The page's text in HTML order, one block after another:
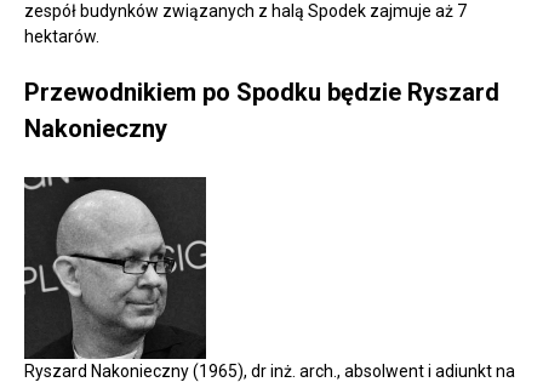
zespół budynków związanych z halą Spodek zajmuje aż 7
hektarów.
Przewodnikiem po Spodku będzie Ryszard
Nakonieczny
Ryszard Nakonieczny (1965), dr inż. arch., absolwent i adiunkt na